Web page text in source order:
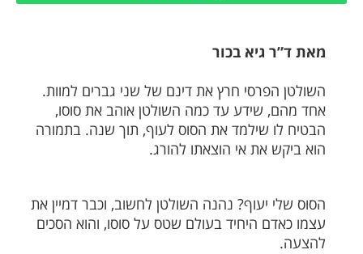
מאת ד”ר גיא בכור
השולטן הפרסי חרץ את דינם של שני גברים למוות.
אחד מהם, שידע עד כמה השולטן אוהב את סוסו,
הבטיח לו שילמד את הסוס לעוף, תוך שנה. בתמורה
הוא ביקש את אי הוצאתו להורג.
הסוס שלי יעוף? נהנה השולטן לחשוב, וכבר דמיין את
עצמו כאדם היחיד בעולם שטס על סוסו, והוא הסכים
להצעה.